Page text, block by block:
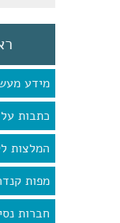
מידע
כתבות
המלצות
מפות
חברות